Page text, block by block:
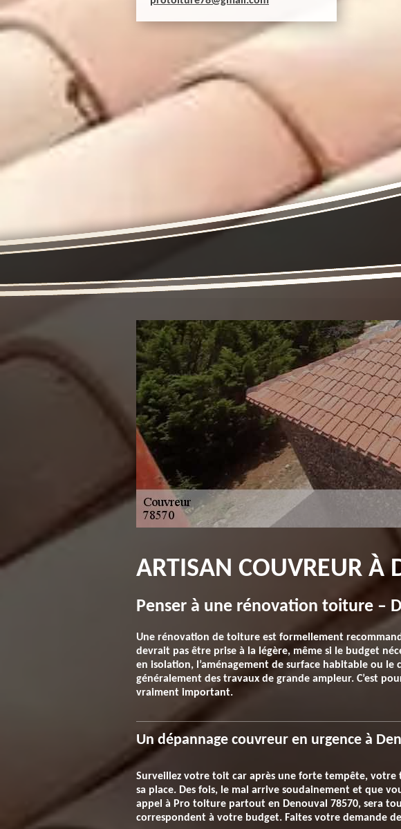
ARTISAN COUVREUR À
Penser à une rénovation toiture –
Une rénovation de toiture est formellement
devrait pas être prise à la légère, même si le budget
en isolation, l’aménagement de surface habitable ou
généralement des travaux de grande ampleur. C’est
vraiment important.
Un dépannage couvreur en urgence à
Surveillez votre toit car après une forte tempête,
sa place. Des fois, le mal arrive soudainement et que
appel à Pro toiture partout en Denouval 78570, sera
correspondent à votre budget. Faites votre demande